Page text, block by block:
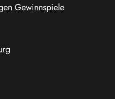
Gewinnspiele